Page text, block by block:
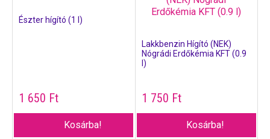
Észter hígító (1 l)
1 650 Ft
Kosárba!
Lakkbenzin Hígító (NEK)
Nógrádi Erdőkémia KFT (0.9
l)
1 750 Ft
Kosárba!